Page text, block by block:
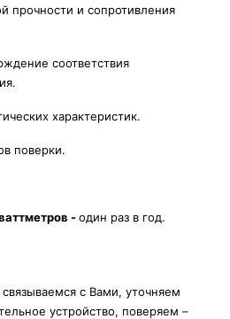
прочности и сопротивления
соответствия
характеристик.
поверки.
-один раз в год.
с Вами, уточняем
устройство, поверяем –